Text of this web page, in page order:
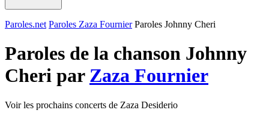
Paroles.net Paroles Zaza Fournier Paroles Johnny Cheri
Paroles de la chanson Johnny
Cheri par Zaza Fournier
Voir les prochains concerts de Zaza Desiderio